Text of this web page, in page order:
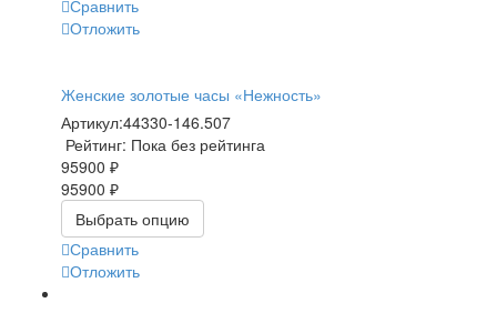
Сравнить
Отложить
Женские золотые часы «Нежность»
Артикул:44330-146.507
Рейтинг: Пока без рейтинга
95900 ₽
95900 ₽
Выбрать опцию
Сравнить
Отложить